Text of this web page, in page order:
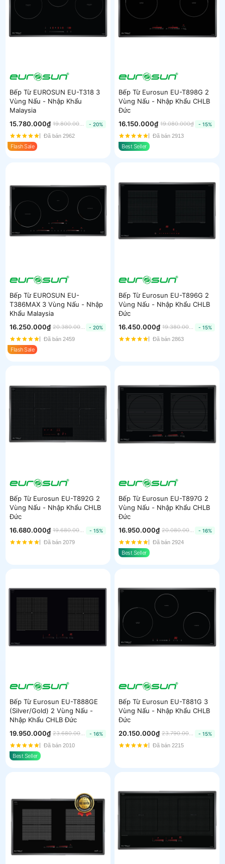
Bếp Từ EUROSUN EU-T318 3
Vùng Nấu - Nhập Khẩu
Malaysia
15.780.000₫
- 20%
Đã bán 2962
Flash Sale
Bếp Từ Eurosun EU-T898G 2
Vùng Nấu - Nhập Khẩu CHLB
Đức
16.150.000₫ 19.080.000₫
- 15%
Đã bán 2913
Best Seller
Bếp Từ EUROSUN EU-
T386MAX 3 Vùng Nấu - Nhập
Khẩu Malaysia
16.250.000₫
- 20%
Đã bán 2459
Flash Sale
Bếp Từ Eurosun EU-T896G 2
Vùng Nấu - Nhập Khẩu CHLB
Đức
16.450.000₫
- 15%
Đã bán 2863
Bếp Từ Eurosun EU-T892G 2
Vùng Nấu - Nhập Khẩu CHLB
Đức
16.680.000₫
- 15%
Đã bán 2079
Bếp Từ Eurosun EU-T897G 2
Vùng Nấu - Nhập Khẩu CHLB
Đức
16.950.000₫
- 16%
Đã bán 2924
Best Seller
Bếp Từ Eurosun EU-T888GE
(Silver/Gold) 2 Vùng Nấu -
Nhập Khẩu CHLB Đức
19.950.000₫
- 16%
Đã bán 2010
Best Seller
Bếp Từ Eurosun EU-T881G 3
Vùng Nấu - Nhập Khẩu CHLB
Đức
20.150.000₫
- 15%
Đã bán 2215